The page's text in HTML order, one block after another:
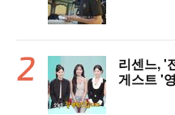
리센느, '
게스트 '